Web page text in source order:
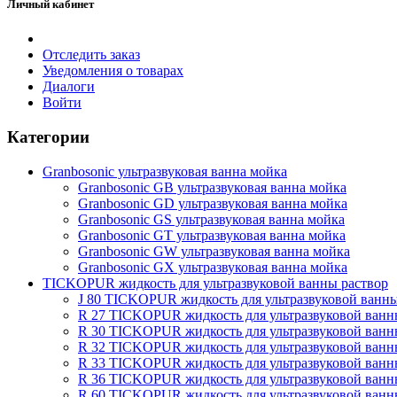
Личный кабинет
Отследить заказ
Уведомления о товарах
Диалоги
Войти
Категории
Granbosonic ультразвуковая ванна мойка
Granbosonic GB ультразвуковая ванна мойка
Granbosonic GD ультразвуковая ванна мойка
Granbosonic GS ультразвуковая ванна мойка
Granbosonic GT ультразвуковая ванна мойка
Granbosonic GW ультразвуковая ванна мойка
Granbosonic GX ультразвуковая ванна мойка
TICKOPUR жидкость для ультразвуковой ванны раствор
J 80 TICKOPUR жидкость для ультразвуковой
R 27 TICKOPUR жидкость для ультразвуковой
R 30 TICKOPUR жидкость для ультразвуковой
R 32 TICKOPUR жидкость для ультразвуковой
R 33 TICKOPUR жидкость для ультразвуковой
R 36 TICKOPUR жидкость для ультразвуковой